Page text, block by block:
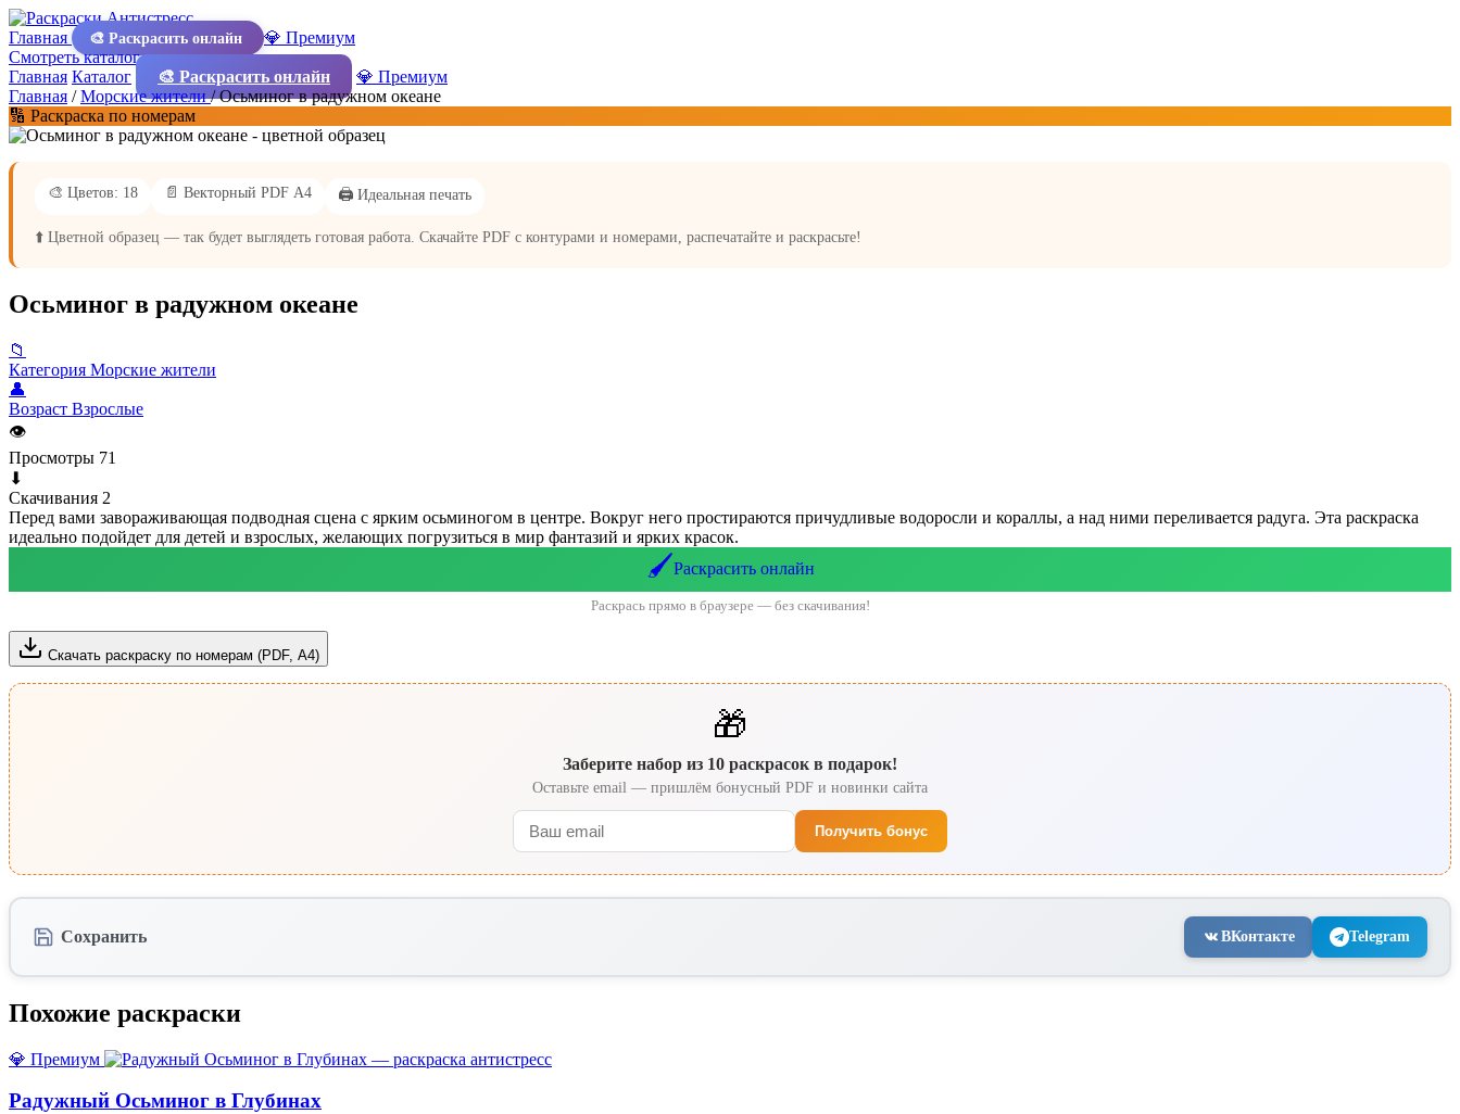
Главная 🎨 Раскрасить онлайн
💎 Премиум
Смотреть каталог
Главная Каталог 🎨 Раскрасить онлайн
💎 Премиум
Главная /Морские жители/Осьминог в радужном океане
🔢 Раскраска по номерам
🎨 Цветов: 18 📄 Векторный PDF А4 🖨️ Идеальная печать
⬆️ Цветной образец — так будет выглядеть готовая работа. Скачайте PDF с контурами и номерами, распечатайте и раскрасьте!
Осьминог в радужном океане
📁
Категория Морские жители
👤
Возраст Взрослые
👁
Просмотры 71
⬇
Скачивания 2
Перед вами завораживающая подводная сцена с ярким осьминогом в центре. Вокруг него простираются причудливые водоросли и кораллы, а над ними переливается радуга. Эта раскраска
идеально подойдет для детей и взрослых, желающих погрузиться в мир фантазий и ярких красок.
🖌️Раскрасить онлайн
Раскрась прямо в браузере — без скачивания!
Скачать раскраску по номерам (PDF, А4)
🎁
Заберите набор из 10 раскрасок в подарок!
Оставьте email — пришлём бонусный PDF и новинки сайта
Получить бонус
Сохранить ВКонтакте Telegram
Похожие раскраски
💎 Премиум
Радужный Осьминог в Глубинах